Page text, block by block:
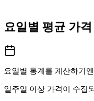
요일별 평균 가격
요일별 통계를 계산하기
일주일 이상 가격이 수집